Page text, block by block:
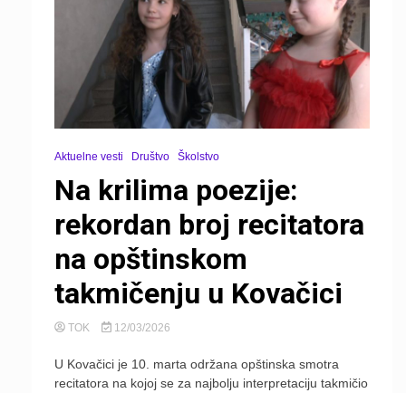
Aktuelne vesti Društvo Školstvo
Na krilima poezije:
rekordan broj recitatora
na opštinskom
takmičenju u Kovačici
TOK 12/03/2026
U Kovačici je 10. marta održana opštinska smotra
recitatora na kojoj se za najbolju interpretaciju takmičio